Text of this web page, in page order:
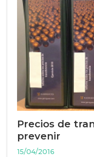
Precios de
prevenir
15/04/2016